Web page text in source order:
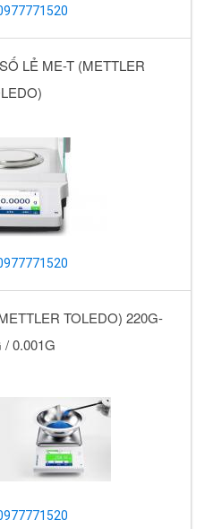
LẺ ME-T (METTLER
TOLEDO) 220G-
/ 0.001G